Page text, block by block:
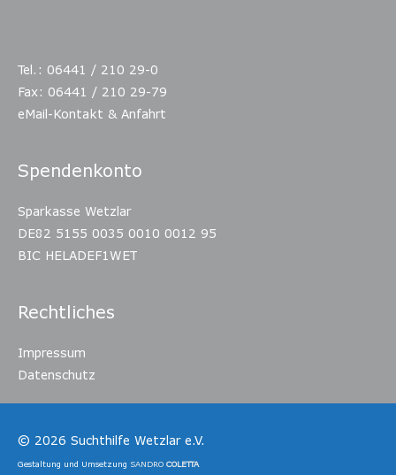
Tel.: 06441 / 210 29-0
Fax: 06441 / 210 29-79
eMail-Kontakt & Anfahrt
Spendenkonto
Sparkasse Wetzlar
DE82 5155 0035 0010 0012 95
BIC HELADEF1WET
Rechtliches
Impressum
Datenschutz
© 2026 Suchthilfe Wetzlar e.V.
Gestaltung und Umsetzung SANDRO COLETTA